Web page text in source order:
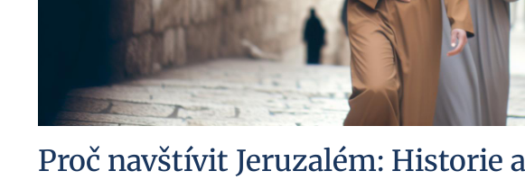
Proč navštívit Jeruzalém: Historie